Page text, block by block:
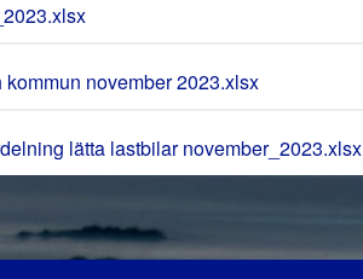
november 2023.xlsx
lätta lastbilar november_2023.xlsx